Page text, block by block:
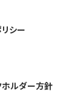
シー
ホルダー方針